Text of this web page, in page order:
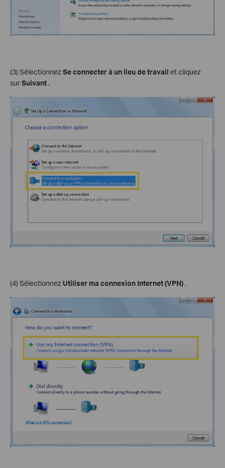
(3) Sélectionnez Se connecter à un lieu de travail et cliquez
surSuivant .
(4) Sélectionnez Utiliser ma connexion Internet (VPN) .